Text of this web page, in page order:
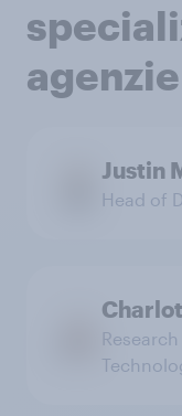
agenzie
Justin
Head of